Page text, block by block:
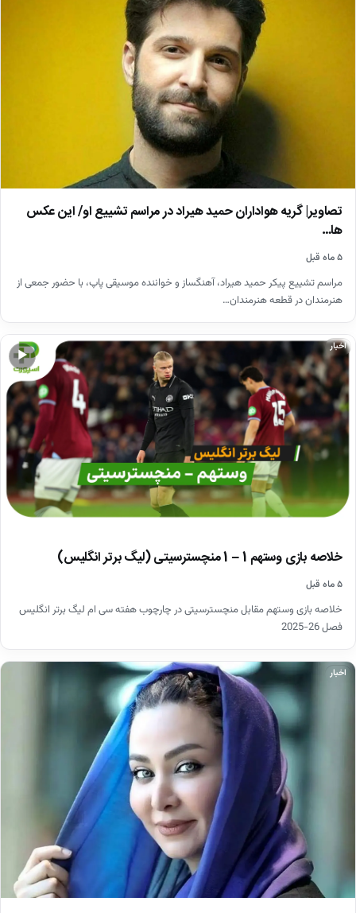
تصاویر| گریه هواداران حمید هیراد در مراسم تشییع او/ این عکس
ها…
۵ ماه قبل
مراسم تشییع پیکر حمید هیراد، آهنگساز و خواننده موسیقی پاپ، با حضور جمعی از
هنرمندان در قطعه هنرمندان…
▶
اخبار
خلاصه بازی وستهم 1 – 1 منچسترسیتی (لیگ برتر انگلیس)
۵ ماه قبل
خلاصه بازی وستهم مقابل منچسترسیتی در چارچوب هفته سی ام لیگ برتر انگلیس
فصل 26-2025
اخبار